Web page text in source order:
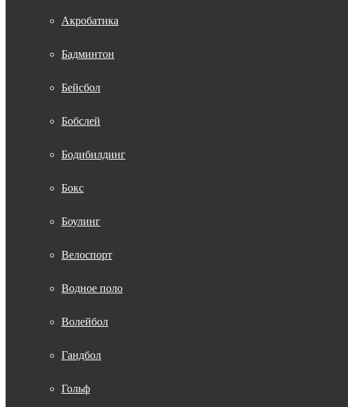
Акробатика
Бадминтон
Бейсбол
Бобслей
Бодибилдинг
Бокс
Боулинг
Велоспорт
Водное поло
Волейбол
Гандбол
Гольф